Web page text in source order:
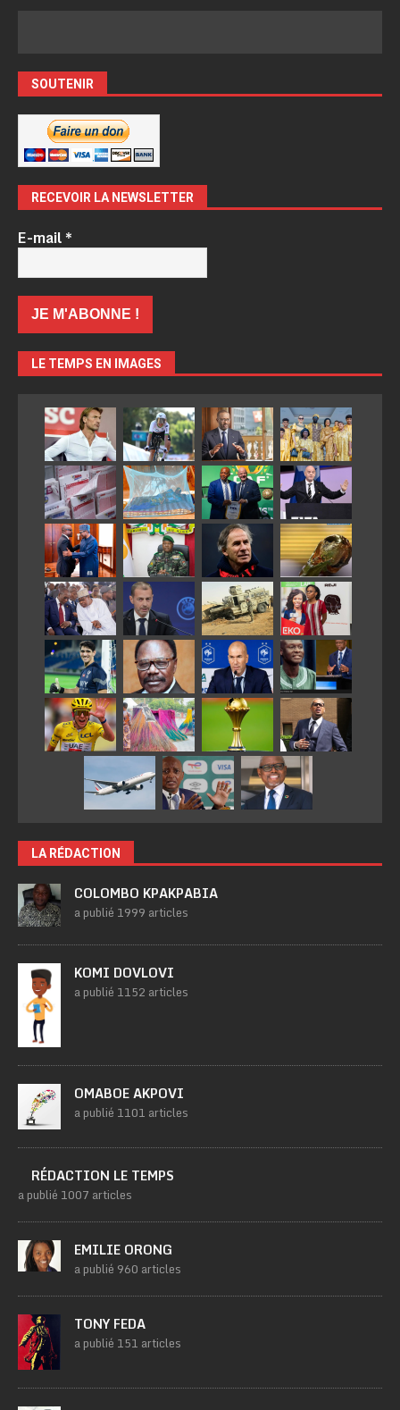
SOUTENIR
RECEVOIR LA NEWSLETTER
E-mail*
LE TEMPS EN IMAGES
LA RÉDACTION
COLOMBO KPAKPABIA
a publié 1999 articles
KOMI DOVLOVI
a publié 1152 articles
OMABOE AKPOVI
a publié 1101 articles
RÉDACTION LE TEMPS
a publié 1007 articles
EMILIE ORONG
a publié 960 articles
TONY FEDA
a publié 151 articles